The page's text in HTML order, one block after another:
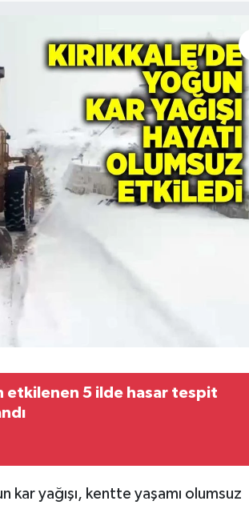
etkilenen 5 ilde hasar tespit
kar yağışı, kentte yaşamı olumsuz